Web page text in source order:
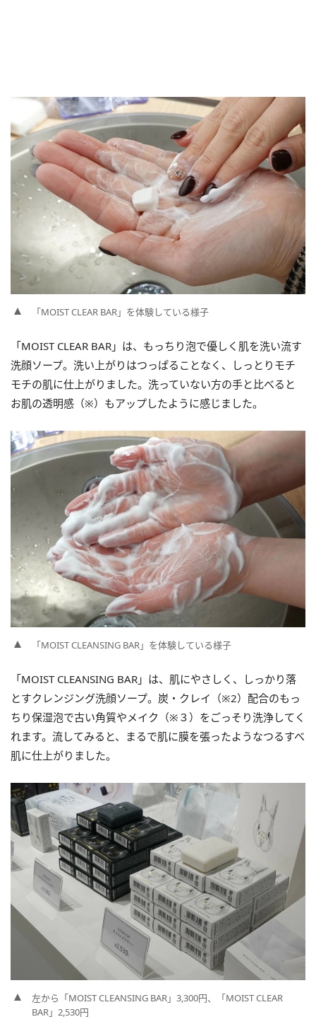
「MOIST CLEAR BAR」を体験している様子
「MOIST CLEAR BAR」は、もっちり泡で優しく肌を洗い流す
洗顔ソープ。洗い上がりはつっぱることなく、しっとりモチ
モチの肌に仕上がりました。洗っていない方の手と比べると
お肌の透明感（※）もアップしたように感じました。
「MOIST CLEANSING BAR」を体験している様子
「MOIST CLEANSING BAR」は、肌にやさしく、しっかり落
とすクレンジング洗顔ソープ。炭・クレイ（※2）配合のもっ
ちり保湿泡で古い角質やメイク（※３）をごっそり洗浄してく
れます。流してみると、まるで肌に膜を張ったようなつるすべ
肌に仕上がりました。
左から「MOIST CLEANSING BAR」3,300円、「MOIST CLEAR
BAR」2,530円